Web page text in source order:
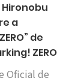
a
de
ZERO
Oficial de